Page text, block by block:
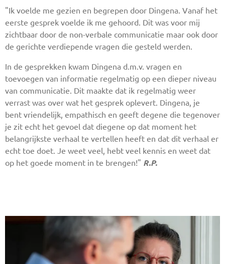
"Ik voelde me gezien en begrepen door Dingena. Vanaf het
eerste gesprek voelde ik me gehoord. Dit was voor mij
zichtbaar door de non-verbale communicatie maar ook door
de gerichte verdiepende vragen die gesteld werden.
In de gesprekken kwam Dingena d.m.v. vragen en
toevoegen van informatie regelmatig op een dieper niveau
van communicatie. Dit maakte dat ik regelmatig weer
verrast was over wat het gesprek oplevert. Dingena, je
bent vriendelijk, empathisch en geeft degene die tegenover
je zit echt het gevoel dat diegene op dat moment het
belangrijkste verhaal te vertellen heeft en dat dit verhaal er
echt toe doet. Je weet veel, hebt veel kennis en weet dat
op het goede moment in te brengen!" R.P.